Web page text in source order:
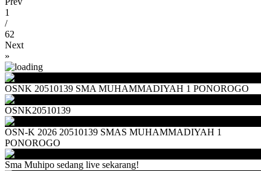
1
/
62
Next
»
OSNK 20510139 SMA MUHAMMADIYAH 1 PONOROGO
OSNK20510139
OSN-K 2026 20510139 SMAS MUHAMMADIYAH 1
PONOROGO
Sma Muhipo sedang live sekarang!